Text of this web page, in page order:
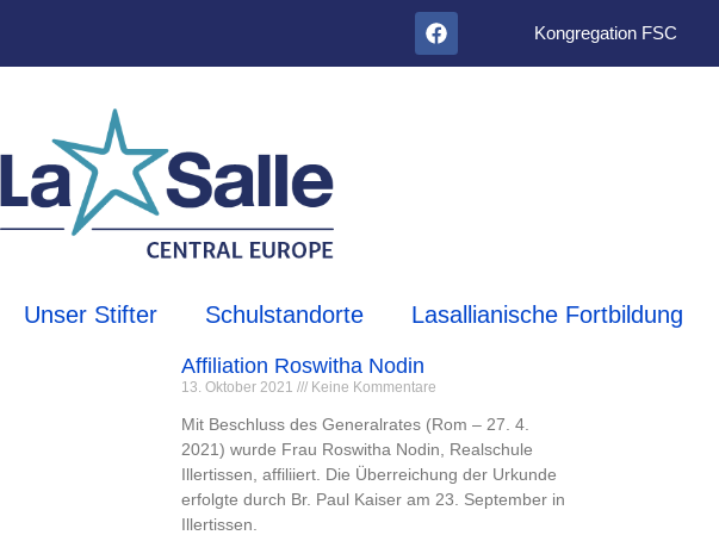
Kongregation FSC
Unser Stifter Schulstandorte Lasallianische Fortbildung
Affiliation Roswitha Nodin
13. Oktober 2021 Keine Kommentare
Mit Beschluss des Generalrates (Rom – 27. 4.
2021) wurde Frau Roswitha Nodin, Realschule
Illertissen, affiliiert. Die Überreichung der Urkunde
erfolgte durch Br. Paul Kaiser am 23. September in
Illertissen.